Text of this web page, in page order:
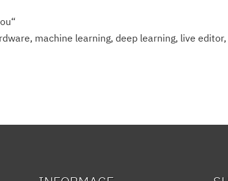
machine learning, deep learning, live